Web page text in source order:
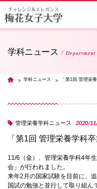
学部・学科・大学院
教員紹介サイト
キャンパスライフ
学科ニュース Department
TOP 学科ニュース 「第1回 管理栄
管理栄養学科ニュース 2020/
「第1回 管理栄養学科
11/6（金）、管理栄養学科4年
会」が行われました。
来年2月の国家試験を目前に、
国試の勉強と並行して取り組ん